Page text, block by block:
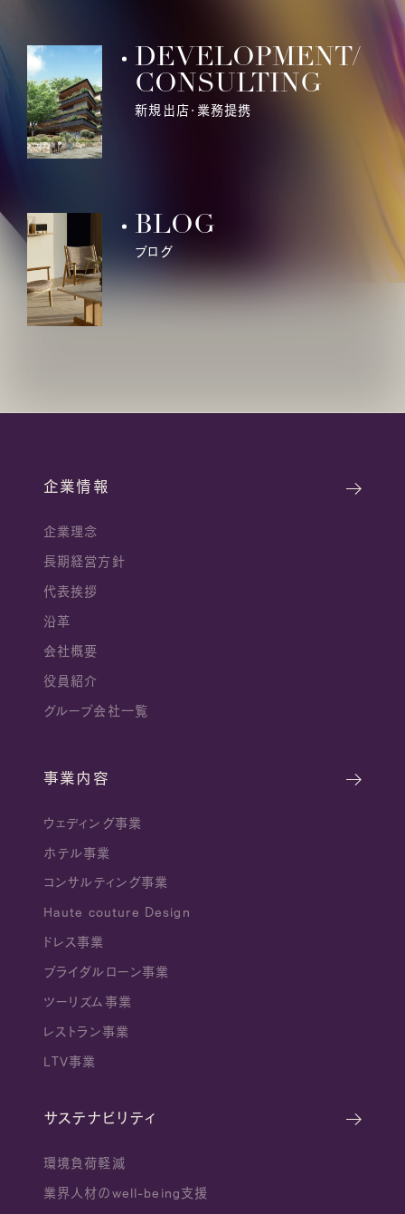
DEVELOPMENT/
CONSULTING
新規出店・業務提携
BLOG
ブログ
企業情報
企業理念
長期経営方針
代表挨拶
沿革
会社概要
役員紹介
グループ会社一覧
事業内容
ウェディング事業
ホテル事業
コンサルティング事業
Haute couture Design
ドレス事業
ブライダルローン事業
ツーリズム事業
レストラン事業
LTV事業
サステナビリティ
環境負荷軽減
業界人材のwell-being支援